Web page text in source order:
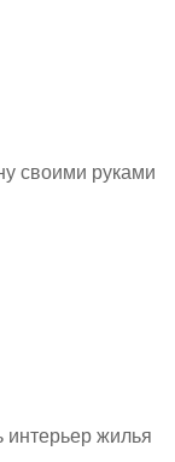
своими руками
жилья